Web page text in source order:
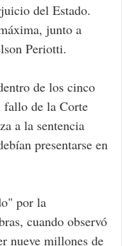
del Estado.
junto a
Periotti.
de los cinco
fallo de la Corte
a la sentencia
presentarse en
por la
cuando observó
nueve millones de